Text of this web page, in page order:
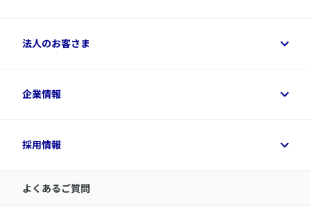
資料請求
変額保険各種情報
ご契約者さまトップ
デジタル約款
令和8年（2026年）分の生命保険料控除証明書について
アクサのネット完結保険（旧アクサダイレクト生命）
法人のお客さま
法人のお客さまトップ
経営者サポートサービス
企業情報
企業情報トップ
アクサ生命が選ばれる理由
採用情報
採用情報トップ
よくあるご質問